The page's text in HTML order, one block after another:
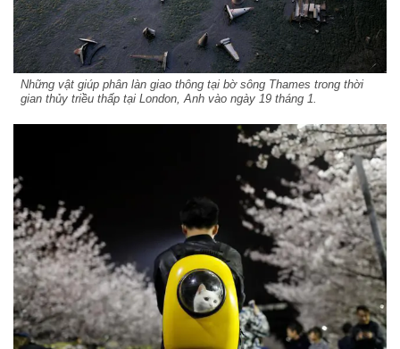
Những vật giúp phân làn giao thông tại bờ sông Thames trong thời
gian thủy triều thấp tại London, Anh vào ngày 19 tháng 1.